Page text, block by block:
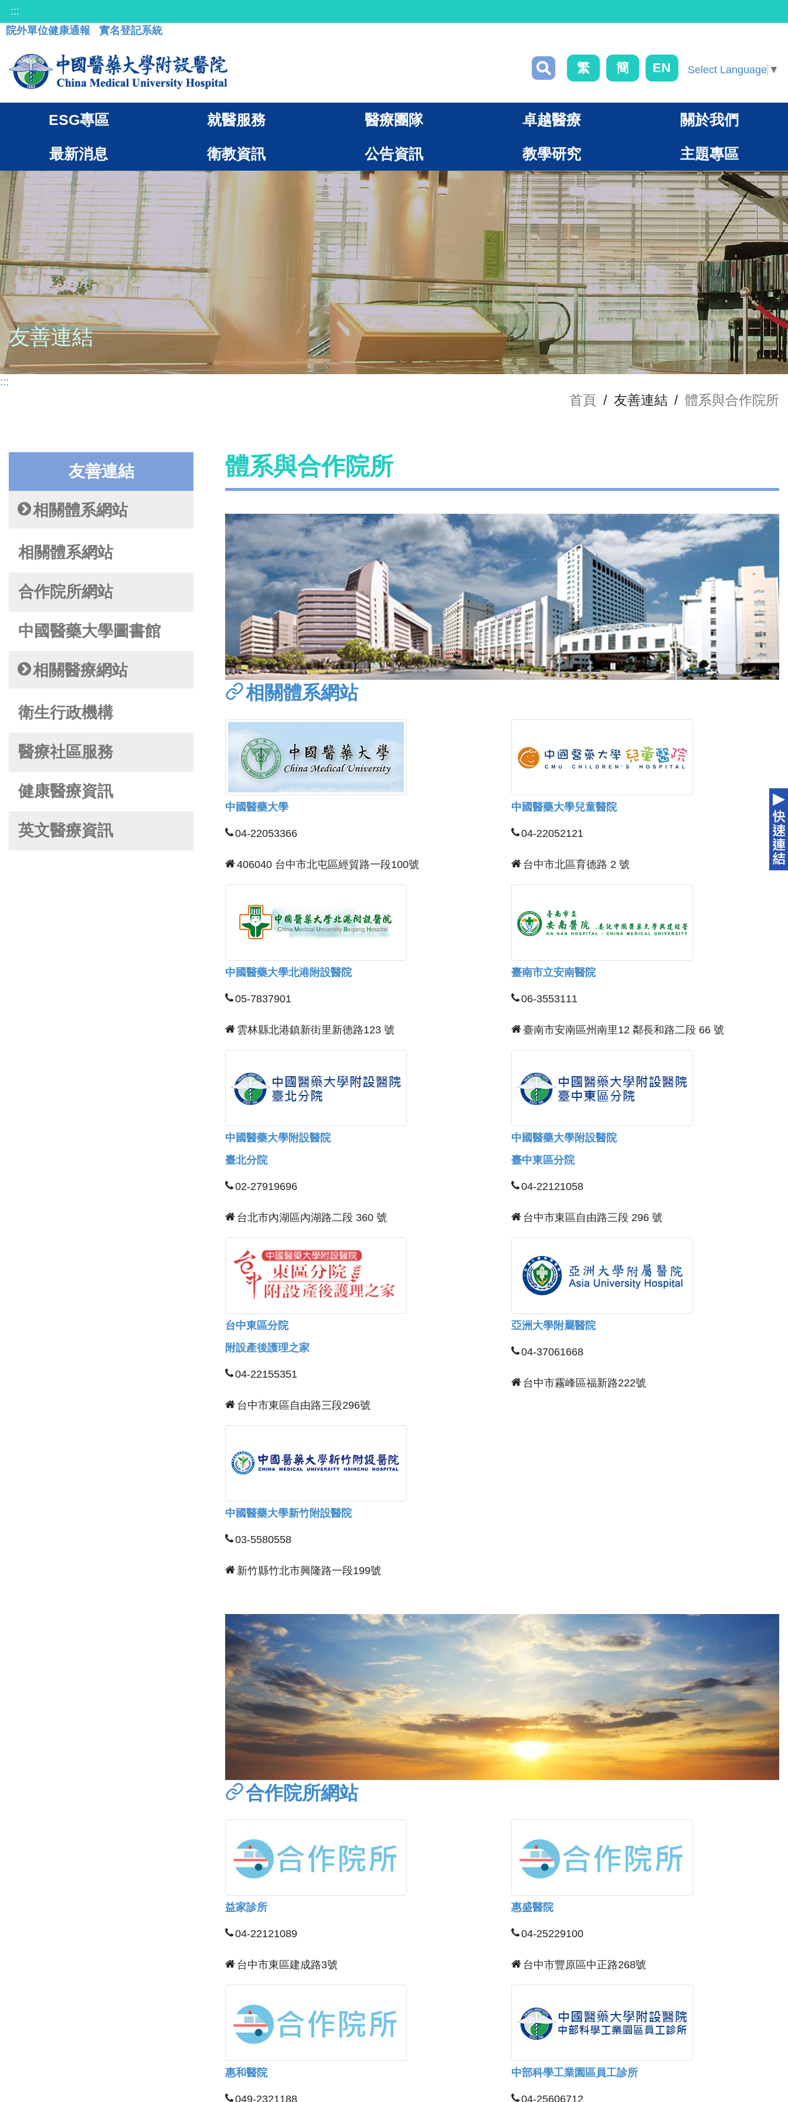
:::
院外單位健康通報
實名登記系統
繁 簡 EN Select Language ▼
ESG專區 就醫服務 醫療團隊 卓越醫療 關於我們
最新消息 衛教資訊 公告資訊 教學研究 主題專區
友善連結
:::
首頁 / 友善連結 / 體系與合作院所
友善連結
相關體系網站
相關體系網站
合作院所網站
中國醫藥大學圖書館
相關醫療網站
衛生行政機構
醫療社區服務
健康醫療資訊
英文醫療資訊
體系與合作院所
相關體系網站
中國醫藥大學
04-22053366
406040 台中市北屯區經貿路一段100號
中國醫藥大學兒童醫院
04-22052121
台中市北區育德路 2 號
中國醫藥大學北港附設醫院
05-7837901
雲林縣北港鎮新街里新德路123 號
臺南市立安南醫院
06-3553111
臺南市安南區州南里12 鄰長和路二段 66 號
中國醫藥大學附設醫院
臺北分院
02-27919696
台北市內湖區內湖路二段 360 號
中國醫藥大學附設醫院
臺中東區分院
04-22121058
台中市東區自由路三段 296 號
台中東區分院
附設產後護理之家
04-22155351
台中市東區自由路三段296號
亞洲大學附屬醫院
04-37061668
台中市霧峰區福新路222號
中國醫藥大學新竹附設醫院
03-5580558
新竹縣竹北市興隆路一段199號
合作院所網站
益家診所
04-22121089
台中市東區建成路3號
惠盛醫院
04-25229100
台中市豐原區中正路268號
惠和醫院
049-2321188
中部科學工業園區員工診所
04-25606712